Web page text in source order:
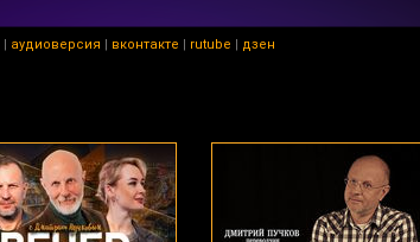
| аудиоверсия | вконтакте | rutube | дзен